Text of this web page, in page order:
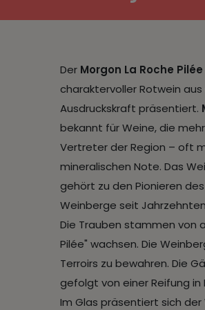
Der Morgon La Roche Pilée
charaktervoller Rotwein
Ausdruckskraft präsentiert.
bekannt für Weine, die
Vertreter der Region – oft
mineralischen Note. Das
gehört zu den Pionieren
Weinberge seit
Die Trauben stammen von
Pilée" wachsen. Die
Terroirs zu bewahren. Die
gefolgt von einer Reifung in
Im Glas präsentiert sich